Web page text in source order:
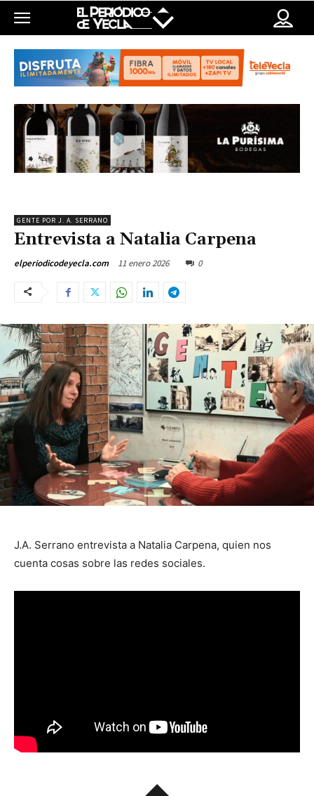
GENTE POR J. A. SERRANO
Entrevista a Natalia Carpena
elperiodicodeyecla.com 11 enero 2026 0
J.A. Serrano entrevista a Natalia Carpena, quien nos
cuenta cosas sobre las redes sociales.